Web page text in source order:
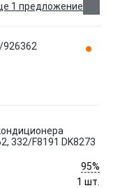
1 предложение
926362
332/F8191 DK8273
95%
1 шт.